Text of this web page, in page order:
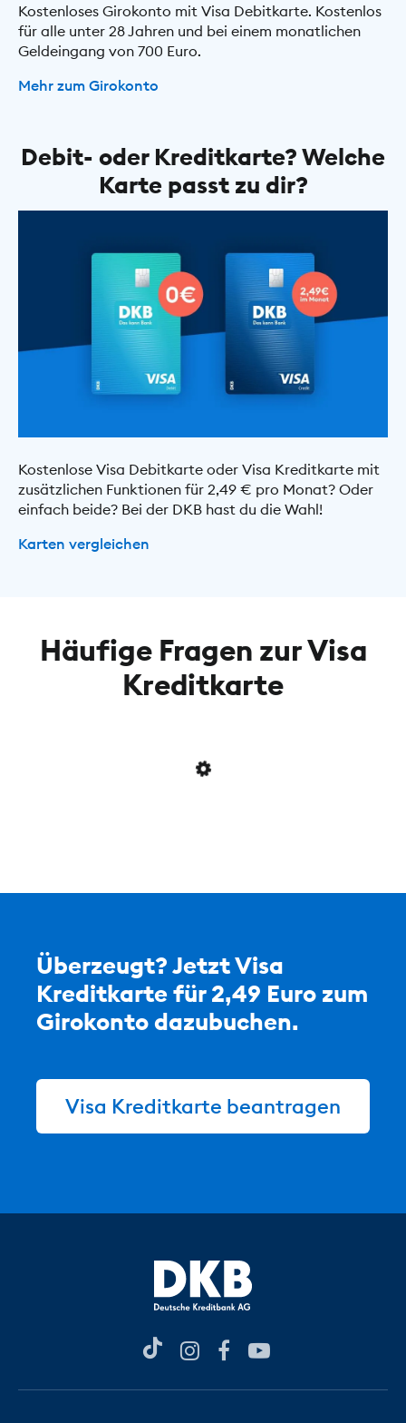
Kostenloses Girokonto mit Visa Debitkarte. Kostenlos
für alle unter 28 Jahren und bei einem monatlichen
Geldeingang von 700 Euro.
Mehr zum Girokonto
Debit- oder Kreditkarte? Welche
Karte passt zu dir?
Kostenlose Visa Debitkarte oder Visa Kreditkarte mit
zusätzlichen Funktionen für 2,49 € pro Monat? Oder
einfach beide? Bei der DKB hast du die Wahl!
Karten vergleichen
Häufige Fragen zur Visa
Kreditkarte
Überzeugt? Jetzt Visa
Kreditkarte für 2,49 Euro zum
Girokonto dazubuchen.
Visa Kreditkarte beantragen